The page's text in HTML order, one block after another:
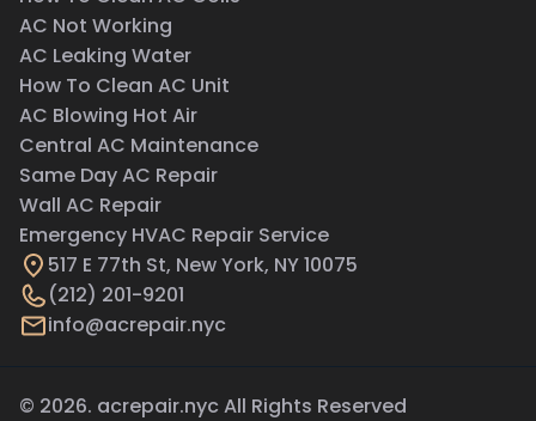
AC Not Working
AC Leaking Water
How To Clean AC Unit
AC Blowing Hot Air
Central AC Maintenance
Same Day AC Repair
Wall AC Repair
Emergency HVAC Repair Service
517 E 77th St, New York, NY 10075
(212) 201-9201
info@acrepair.nyc
© 2026. acrepair.nyc All Rights Reserved